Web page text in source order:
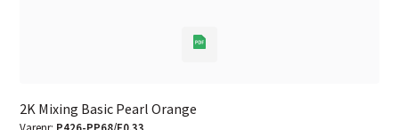
2K Mixing Basic Pearl Orange